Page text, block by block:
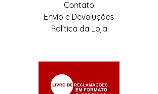
Contato
Envio e Devoluções
Política da Loja